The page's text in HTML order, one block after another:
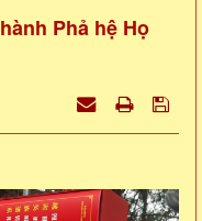
Phả hệ Họ